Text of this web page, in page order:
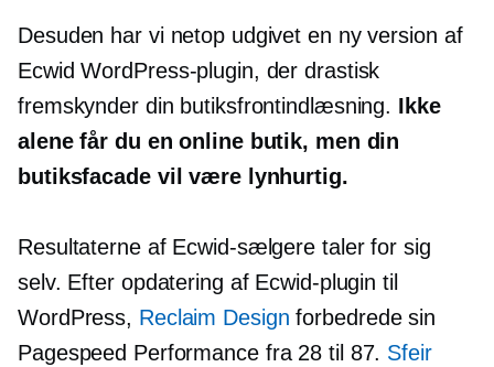
Desuden har vi netop udgivet en ny version af
Ecwid WordPress-plugin, der drastisk
fremskynder din butiksfrontindlæsning. Ikke
alene får du en online butik, men din
butiksfacade vil være lynhurtig.
Resultaterne af Ecwid-sælgere taler for sig
selv. Efter opdatering af Ecwid-plugin til
WordPress, Reclaim Design forbedrede sin
Pagespeed Performance fra 28 til 87. Sfeir